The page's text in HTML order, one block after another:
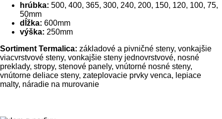
hrúbka: 500, 400, 365, 300, 240, 200, 150, 120, 100, 75,
50mm
dĺžka: 600mm
výška: 250mm
Sortiment Termalica: základové a pivničné steny, vonkajšie
viacvrstvové steny, vonkajšie steny jednovrstvové, nosné
preklady, stropy, stenové panely, vnútorné nosné steny,
vnútorne deliace steny, zateplovacie prvky venca, lepiace
malty, náradie na murovanie